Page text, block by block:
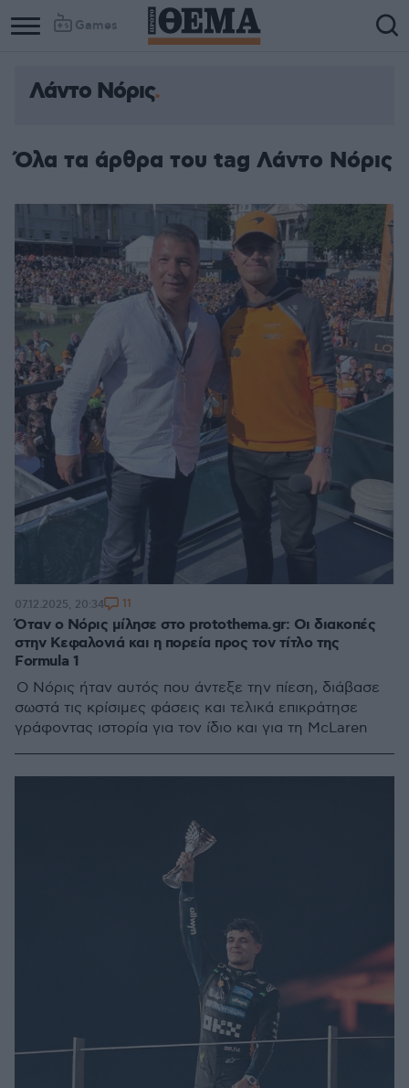
Games
Λάντο Νόρις
Όλα τα άρθρα του tag Λάντο Νόρις
Όταν ο Νόρις μίλησε στο protothema.gr: Οι διακοπές
στην Κεφαλονιά και η πορεία προς τον τίτλο της
Formula 1
Ο Νόρις ήταν αυτός που άντεξε την πίεση, διάβασε
σωστά τις κρίσιμες φάσεις και τελικά επικράτησε
γράφοντας ιστορία για τον ίδιο και για τη McLaren
07.12.2025, 20:34 11